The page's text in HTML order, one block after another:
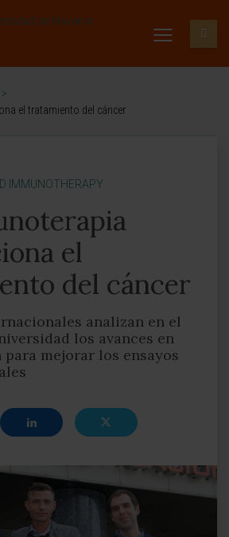
>
el tratamiento del cáncer
IMMUNOTHERAPY
el
del cáncer
analizan en el
los avances en
mejorar los ensayos